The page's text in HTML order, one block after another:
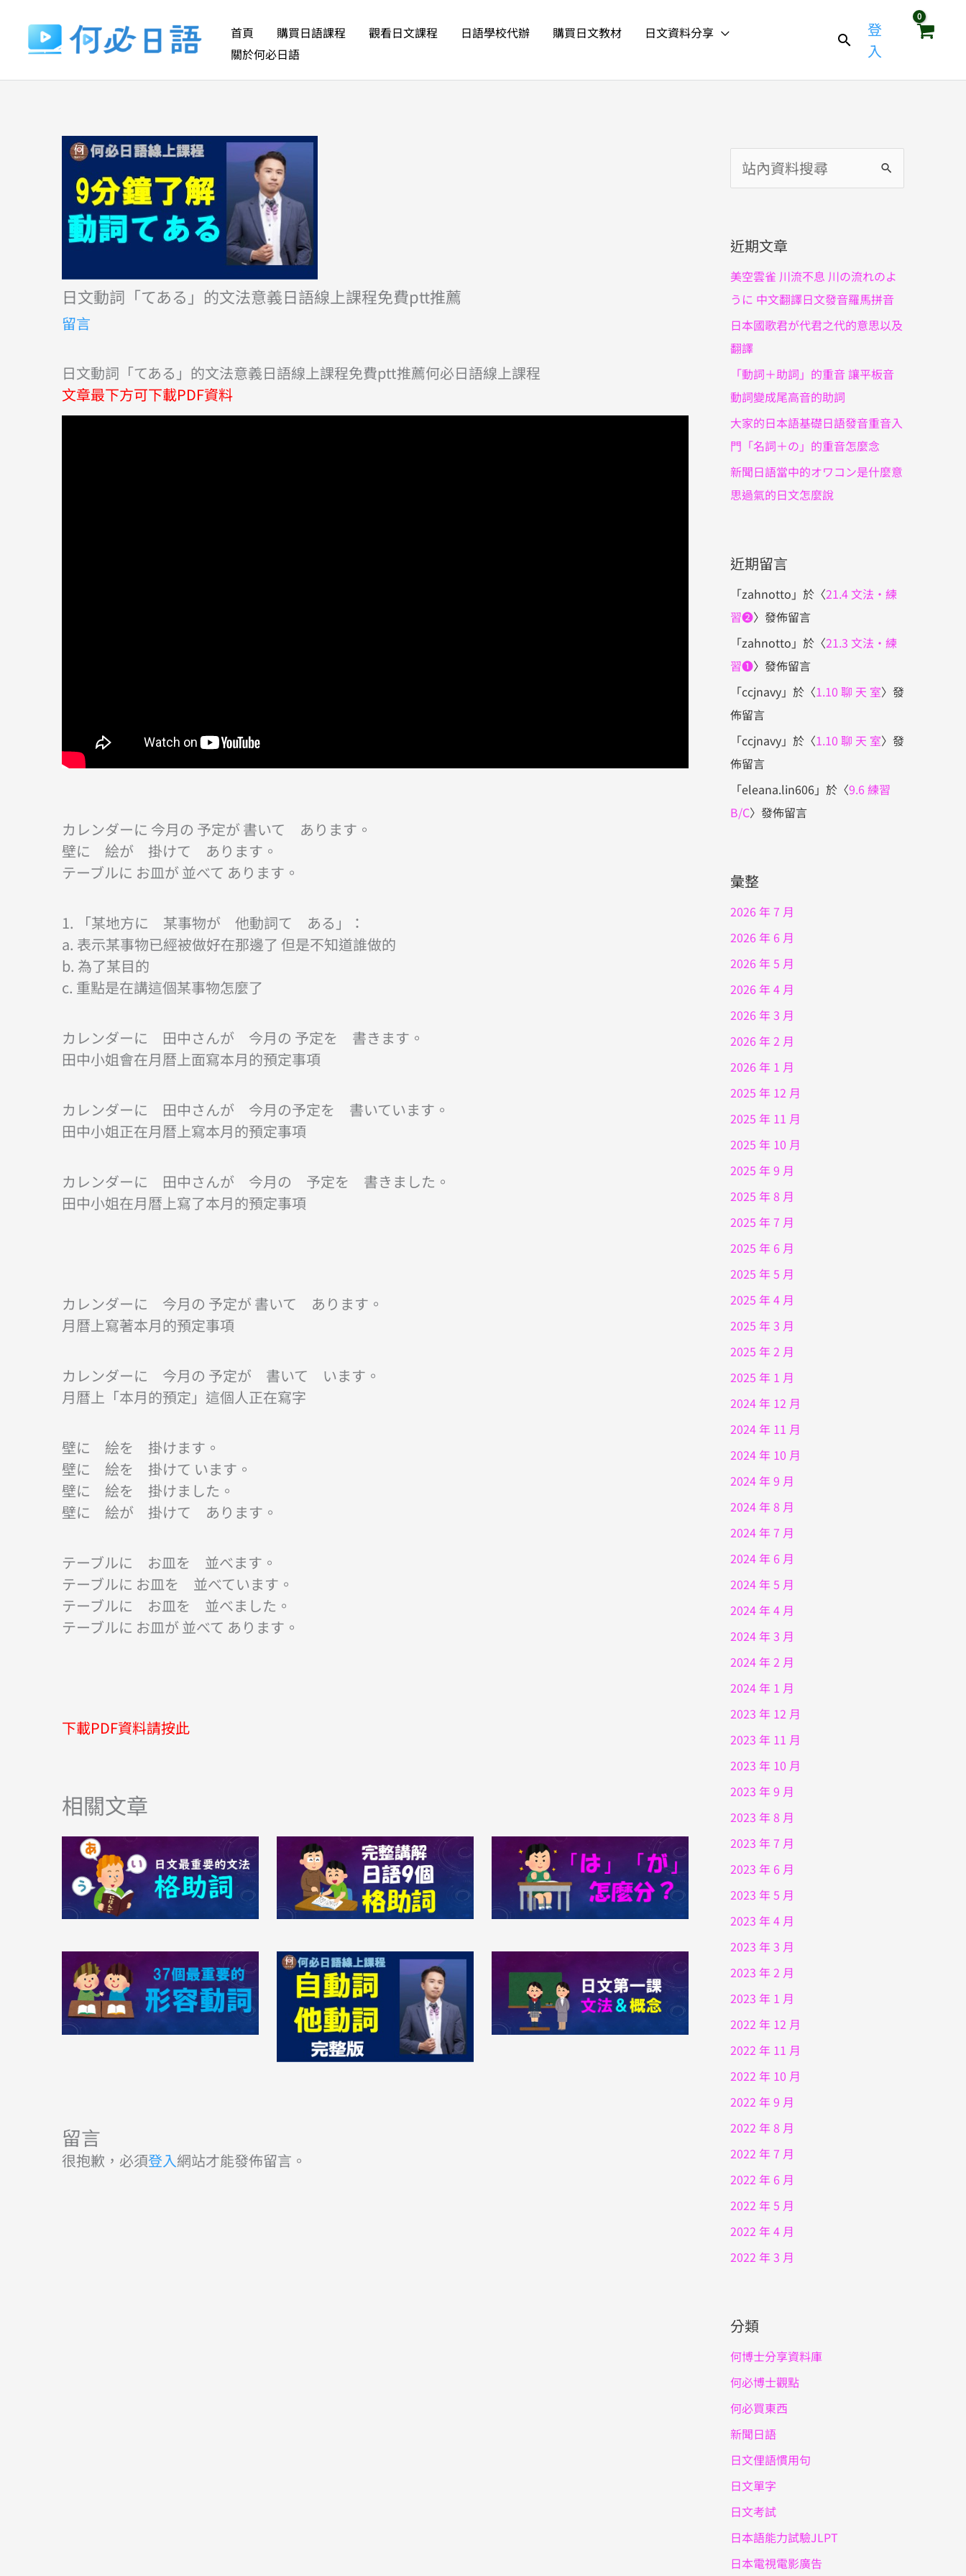
要
首頁 購買日語課程 觀看日文課程 日語學校代辦 購買日文教材
日文資料分享
關於何必日語
登
入
日文動詞「てある」的文法意義日語線上課程免費ptt推薦
留言
日文動詞「てある」的文法意義日語線上課程免費ptt推薦何必日語線上課程
文章最下方可下載PDF資料
カレンダーに 今月の 予定が 書いて あります。
壁に 絵が 掛けて あります。
テーブルに お皿が 並べて あります。
1. 「某地方に 某事物が 他動詞て ある」：
a. 表示某事物已經被做好在那邊了 但是不知道誰做的
b. 為了某目的
c. 重點是在講這個某事物怎麼了
カレンダーに 田中さんが 今月の 予定を 書きます。
田中小姐會在月暦上面寫本月的預定事項
カレンダーに 田中さんが 今月の予定を 書いています。
田中小姐正在月暦上寫本月的預定事項
カレンダーに 田中さんが 今月の 予定を 書きました。
田中小姐在月暦上寫了本月的預定事項
カレンダーに 今月の 予定が 書いて あります。
月暦上寫著本月的預定事項
カレンダーに 今月の 予定が 書いて います。
月暦上「本月的預定」這個人正在寫字
壁に 絵を 掛けます。
壁に 絵を 掛けて います。
壁に 絵を 掛けました。
壁に 絵が 掛けて あります。
テーブルに お皿を 並べます。
テーブルに お皿を 並べています。
テーブルに お皿を 並べました。
テーブルに お皿が 並べて あります。
下載PDF資料請按此
相關文章
留言
很抱歉，必須登入網站才能發佈留言。
尋
鍵
:
近期文章
美空雲雀 川流不息 川の流れのよ
うに 中文翻譯日文發音羅馬拼音
日本國歌君が代君之代的意思以及
翻譯
「動詞＋助詞」的重音 讓平板音
動詞變成尾高音的助詞
大家的日本語基礎日語發音重音入
門「名詞＋の」的重音怎麼念
新聞日語當中的オワコン是什麼意
思過氣的日文怎麼說
近期留言
「zahnotto 」於〈21.4 文法・練
習❷〉發佈留言
「zahnotto 」於〈21.3 文法・練
習❶〉發佈留言
「ccjnavy」於〈1.10 聊 天 室〉發
佈留言
「ccjnavy」於〈1.10 聊 天 室〉發
佈留言
「eleana.lin606」於〈9.6 練習
B/C〉發佈留言
彙整
2026 年 7 月
2026 年 6 月
2026 年 5 月
2026 年 4 月
2026 年 3 月
2026 年 2 月
2026 年 1 月
2025 年 12 月
2025 年 11 月
2025 年 10 月
2025 年 9 月
2025 年 8 月
2025 年 7 月
2025 年 6 月
2025 年 5 月
2025 年 4 月
2025 年 3 月
2025 年 2 月
2025 年 1 月
2024 年 12 月
2024 年 11 月
2024 年 10 月
2024 年 9 月
2024 年 8 月
2024 年 7 月
2024 年 6 月
2024 年 5 月
2024 年 4 月
2024 年 3 月
2024 年 2 月
2024 年 1 月
2023 年 12 月
2023 年 11 月
2023 年 10 月
2023 年 9 月
2023 年 8 月
2023 年 7 月
2023 年 6 月
2023 年 5 月
2023 年 4 月
2023 年 3 月
2023 年 2 月
2023 年 1 月
2022 年 12 月
2022 年 11 月
2022 年 10 月
2022 年 9 月
2022 年 8 月
2022 年 7 月
2022 年 6 月
2022 年 5 月
2022 年 4 月
2022 年 3 月
分類
何博士分享資料庫
何必博士觀點
何必買東西
新聞日語
日文俚語慣用句
日文單字
日文考試
日本語能力試驗JLPT
日本電視電影廣告